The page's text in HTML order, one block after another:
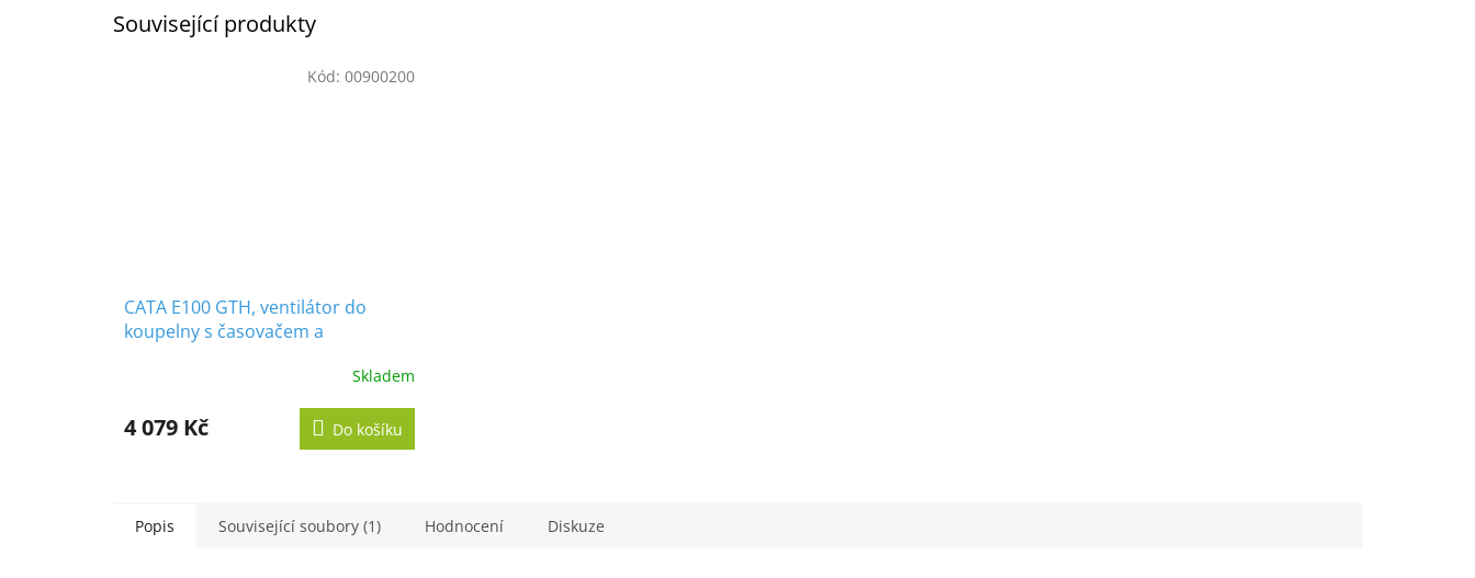
Související produkty
CATA E100 GTH, ventilátor do
koupelny s časovačem a
produktu
je
hvězdiček.
Skladem
4 079 Kč Do košíku
Kód: 00900200
Popis Související soubory (1) Hodnocení Diskuze